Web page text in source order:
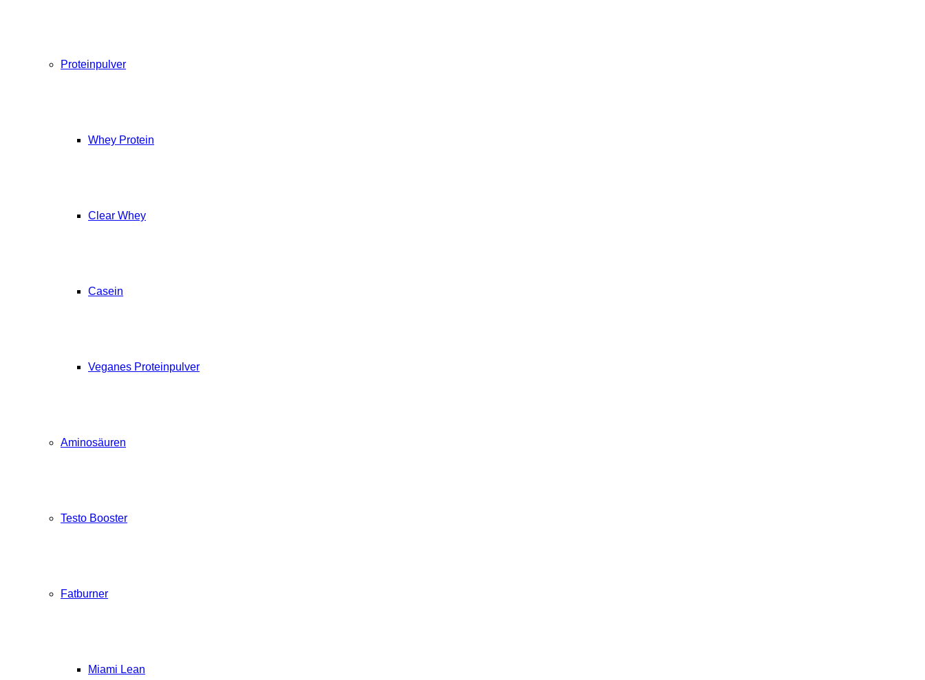
Proteinpulver
Whey Protein
Clear Whey
Casein
Veganes Proteinpulver
Aminosäuren
Testo Booster
Fatburner
Miami Lean